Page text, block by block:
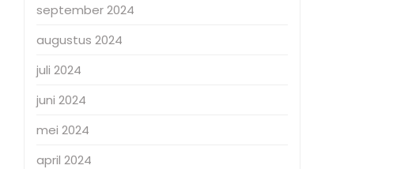
september 2024
augustus 2024
juli 2024
juni 2024
mei 2024
april 2024